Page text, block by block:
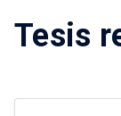
Tesis